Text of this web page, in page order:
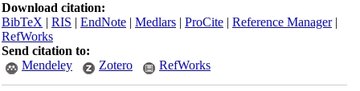
Download citation:
BibTeX|RIS|EndNote|Medlars|ProCite|Reference Manager
RefWorks
Send citation to:
Mendeley
Zotero RefWorks